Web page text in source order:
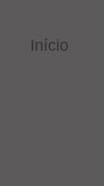
Início